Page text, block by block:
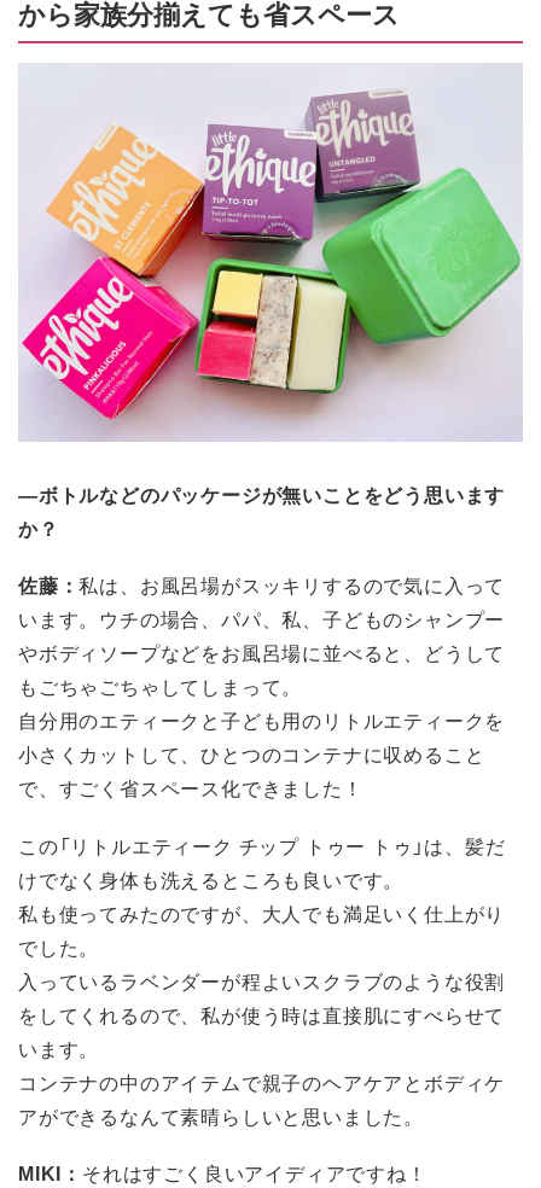
から家族分揃えても省スペース
―ボトルなどのパッケージが無いことをどう思います
か？
佐藤：私は、お風呂場がスッキリするので気に入って
います。ウチの場合、パパ、私、子どものシャンプー
やボディソープなどをお風呂場に並べると、どうして
もごちゃごちゃしてしまって。
自分用のエティークと子ども用のリトルエティークを
小さくカットして、ひとつのコンテナに収めること
で、すごく省スペース化できました！
この「リトルエティーク チップ トゥー トゥ」は、髪だ
けでなく身体も洗えるところも良いです。
私も使ってみたのですが、大人でも満足いく仕上がり
でした。
入っているラベンダーが程よいスクラブのような役割
をしてくれるので、私が使う時は直接肌にすべらせて
います。
コンテナの中のアイテムで親子のヘアケアとボディケ
アができるなんて素晴らしいと思いました。
MIKI： それはすごく良いアイディアですね！